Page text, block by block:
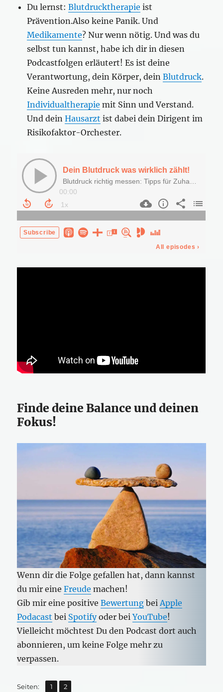
Du lernst:Blutdrucktherapie ist
Prävention.Also keine Panik. Und
Medikamente? Nur wenn nötig. Und was du
selbst tun kannst, habe ich dir in diesen
Podcastfolgen erläutert! Es ist deine
Verantwortung, dein Körper, deinBlutdruck.
Keine Ausreden mehr, nur noch
Individualtherapie mit Sinn und Verstand.
Und deinHausarzt ist dabei dein Dirigent im
Risikofaktor-Orchester.
Finde deine Balance und deinen
Fokus!
Wenn dir die Folge gefallen hat, dann kannst
du mir eineFreude machen!
Gib mir eine positiveBewertung beiApple
Podacast bei Spotifyoder beiYouTube!
Vielleicht möchtest Du den Podcast dort auch
abonnieren, um keine Folge mehr zu
verpassen.
Seiten: Seite
1 ,
Seite
2